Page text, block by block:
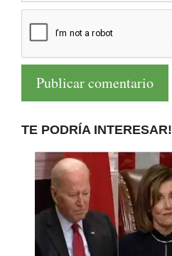
TE PODRÍA INTERESAR!